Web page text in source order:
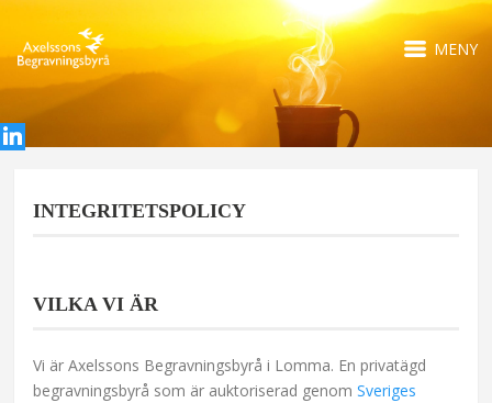
MENY
INTEGRITETSPOLICY
VILKA VI ÄR
Vi är Axelssons Begravningsbyrå i Lomma. En privatägd
begravningsbyrå som är auktoriserad genomSveriges